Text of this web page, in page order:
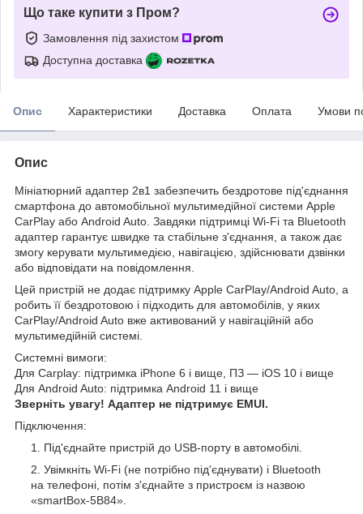
Що таке купити з Пром?
Замовлення під захистом
Доступна доставка
Опис Характеристики Доставка Оплата Умови
Опис
Мініатюрний адаптер 2в1 забезпечить бездротове під'єднання
смартфона до автомобільної мультимедійної системи Apple
CarPlay або Android Auto. Завдяки підтримці Wi-Fi та Bluetooth
адаптер гарантує швидке та стабільне з'єднання, а також дає
змогу керувати мультимедією, навігацією, здійснювати дзвінки
або відповідати на повідомлення.
Цей пристрій не додає підтримку Apple CarPlay/Android Auto, а
робить її бездротовою і підходить для автомобілів, у яких
CarPlay/Android Auto вже активований у навігаційній або
мультимедійній системі.
Системні вимоги:
Для Carplay: підтримка iPhone 6 і вище, ПЗ — iOS 10 і вище
Для Android Auto: підтримка Android 11 і вище
Зверніть увагу! Адаптер не підтримує EMUI.
Підключення:
Під'єднайте пристрій до USB-порту в автомобілі.
Увімкніть Wi-Fi (не потрібно під'єднувати) і Bluetooth
на телефоні, потім з'єднайте з пристроєм із назвою
«smartBox-5B84».